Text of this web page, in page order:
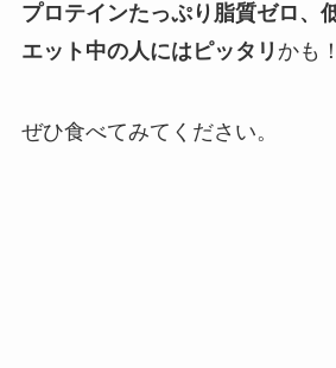
プロテインたっぷり脂質ゼロ、
エット中の人にはピッタリ かも！
ぜひ食べてみてください。